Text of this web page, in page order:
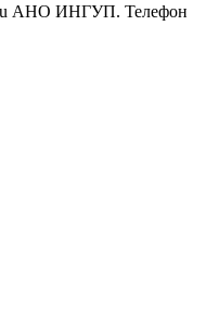
АНО ИНГУП. Телефон